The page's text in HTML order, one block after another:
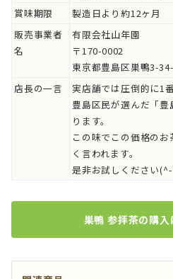
賞味期限
製造日より約12ヶ月
販売事業者
名
有限会社山年園
〒170-0002
東京都豊島区巣鴨3-
店長の一言
実店舗では圧倒的に1
豊島区民が選んだ「
ります。
この味でこの価格の
く言われます。
是非お試しください
巣鴨 参拝茶の購入